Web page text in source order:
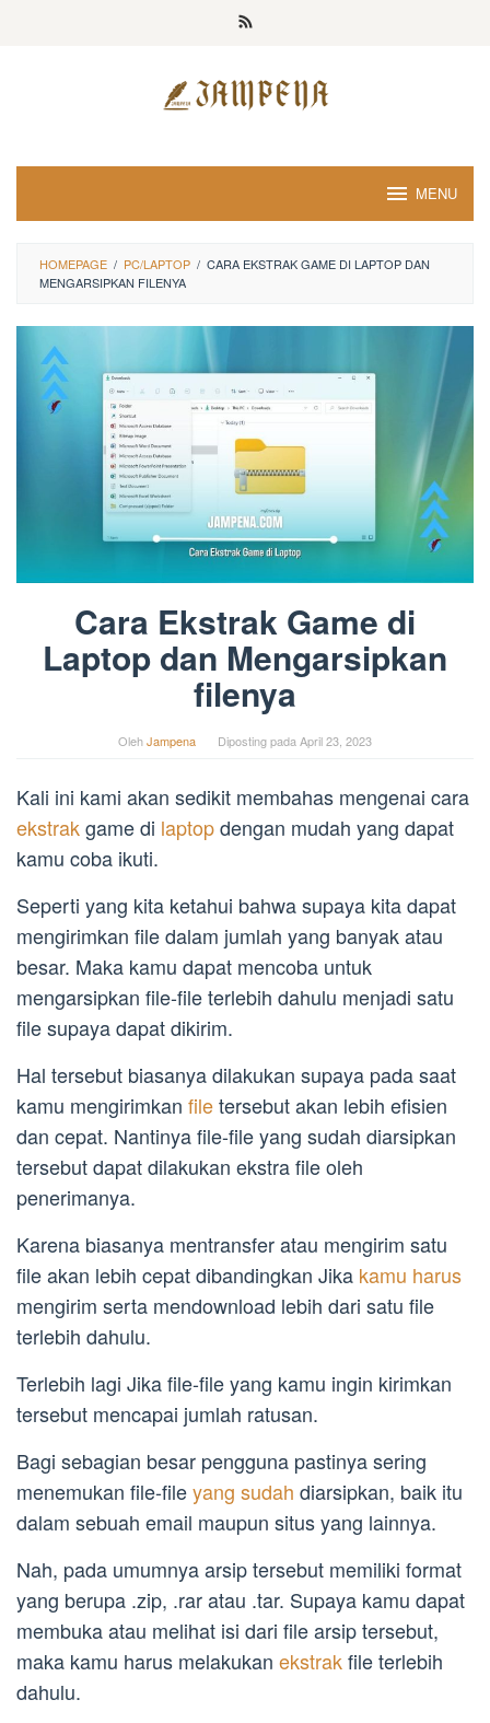
MENU
HOMEPAGE / PC/LAPTOP / CARA EKSTRAK GAME DI LAPTOP DAN
MENGARSIPKAN FILENYA
Cara Ekstrak Game di
Laptop dan Mengarsipkan
filenya
OlehJampena Diposting pada April 23, 2023
Kali ini kami akan sedikit membahas mengenai cara
ekstrakgame di laptopdengan mudah yang dapat
kamu coba ikuti.
Seperti yang kita ketahui bahwa supaya kita dapat
mengirimkan file dalam jumlah yang banyak atau
besar. Maka kamu dapat mencoba untuk
mengarsipkan file-file terlebih dahulu menjadi satu
file supaya dapat dikirim.
Hal tersebut biasanya dilakukan supaya pada saat
kamu mengirimkan filetersebut akan lebih efisien
dan cepat. Nantinya file-file yang sudah diarsipkan
tersebut dapat dilakukan ekstra file oleh
penerimanya.
Karena biasanya mentransfer atau mengirim satu
file akan lebih cepat dibandingkan Jika kamu harus
mengirim serta mendownload lebih dari satu file
terlebih dahulu.
Terlebih lagi Jika file-file yang kamu ingin kirimkan
tersebut mencapai jumlah ratusan.
Bagi sebagian besar pengguna pastinya sering
menemukan file-fileyang sudah diarsipkan, baik itu
dalam sebuah email maupun situs yang lainnya.
Nah, pada umumnya arsip tersebut memiliki format
yang berupa .zip, .rar atau .tar. Supaya kamu dapat
membuka atau melihat isi dari file arsip tersebut,
maka kamu harus melakukan ekstrakfile terlebih
dahulu.